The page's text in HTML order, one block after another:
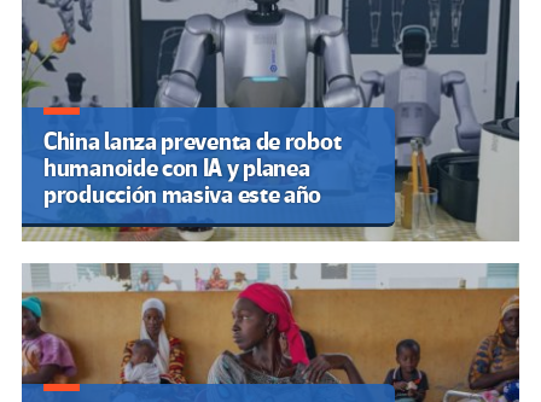
China lanza preventa de robot
humanoide con IA y planea
producción masiva este año